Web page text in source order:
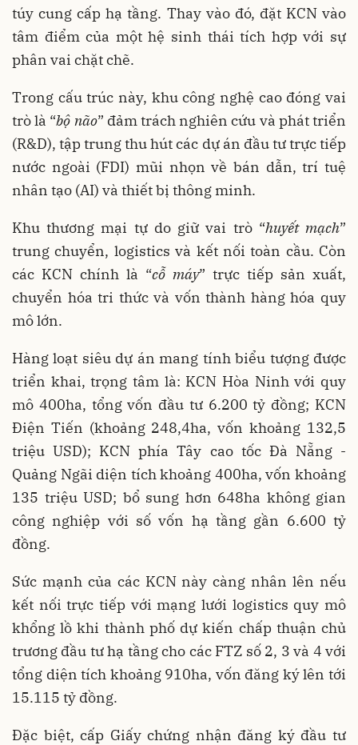
túy cung cấp hạ tầng. Thay vào đó, đặt KCN vào
tâm điểm của một hệ sinh thái tích hợp với sự
phân vai chặt chẽ.
Trong cấu trúc này, khu công nghệ cao đóng vai
trò là “bộ não” đảm trách nghiên cứu và phát triển
(R&D), tập trung thu hút các dự án đầu tư trực tiếp
nước ngoài (FDI) mũi nhọn về bán dẫn, trí tuệ
nhân tạo (AI) và thiết bị thông minh.
Khu thương mại tự do giữ vai trò “huyết mạch”
trung chuyển, logistics và kết nối toàn cầu. Còn
các KCN chính là “cỗ máy” trực tiếp sản xuất,
chuyển hóa tri thức và vốn thành hàng hóa quy
mô lớn.
Hàng loạt siêu dự án mang tính biểu tượng được
triển khai, trọng tâm là: KCN Hòa Ninh với quy
mô 400ha, tổng vốn đầu tư 6.200 tỷ đồng; KCN
Điện Tiến (khoảng 248,4ha, vốn khoảng 132,5
triệu USD); KCN phía Tây cao tốc Đà Nẵng -
Quảng Ngãi diện tích khoảng 400ha, vốn khoảng
135 triệu USD; bổ sung hơn 648ha không gian
công nghiệp với số vốn hạ tầng gần 6.600 tỷ
đồng.
Sức mạnh của các KCN này càng nhân lên nếu
kết nối trực tiếp với mạng lưới logistics quy mô
khổng lồ khi thành phố dự kiến chấp thuận chủ
trương đầu tư hạ tầng cho các FTZ số 2, 3 và 4 với
tổng diện tích khoảng 910ha, vốn đăng ký lên tới
15.115 tỷ đồng.
Đặc biệt, cấp Giấy chứng nhận đăng ký đầu tư